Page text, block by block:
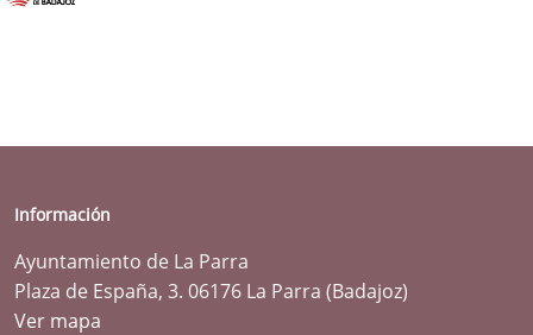
Información
Ayuntamiento de La Parra
Plaza de España, 3. 06176 La Parra (Badajoz)
Ver mapa